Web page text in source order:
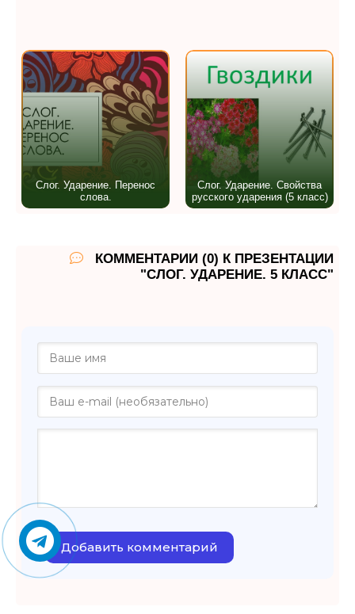
Слог. Ударение. Перенос
слова.
Слог. Ударение. Свойства
русского ударения (5 класс)
КОММЕНТАРИИ (0) К ПРЕЗЕНТАЦИИ
"СЛОГ. УДАРЕНИЕ. 5 КЛАСС"
Добавить комментарий